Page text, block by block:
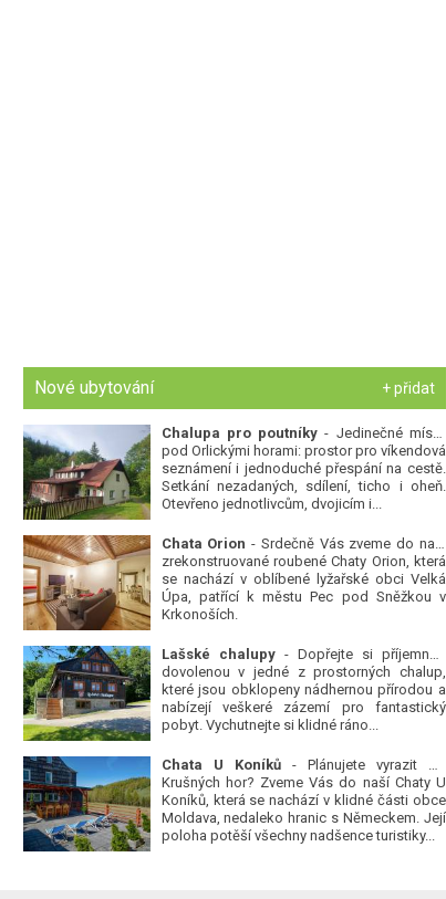
Nové ubytování + přidat
Chalupa pro poutníky - Jedinečné místo
pod Orlickými horami: prostor pro víkendová
seznámení i jednoduché přespání na cestě.
Setkání nezadaných, sdílení, ticho i oheň.
Otevřeno jednotlivcům, dvojicím i...
Chata Orion - Srdečně Vás zveme do naší
zrekonstruované roubené Chaty Orion, která
se nachází v oblíbené lyžařské obci Velká
Úpa, patřící k městu Pec pod Sněžkou v
Krkonoších.
Lašské chalupy- Dopřejte si příjemnou
dovolenou v jedné z prostorných chalup,
které jsou obklopeny nádhernou přírodou a
nabízejí veškeré zázemí pro fantastický
pobyt. Vychutnejte si klidné ráno...
Chata U Koníků- Plánujete vyrazit do
Krušných hor? Zveme Vás do naší Chaty U
Koníků, která se nachází v klidné části obce
Moldava, nedaleko hranic s Německem. Její
poloha potěší všechny nadšence turistiky...